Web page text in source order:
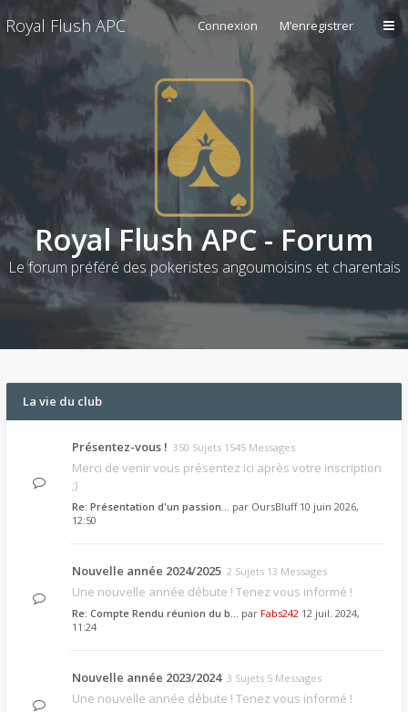
Royal Flush APC Connexion M’enregistrer
Royal Flush APC - Forum
Le forum préféré des pokeristes angoumoisins et charentais
La vie du club
Présentez-vous ! 350 Sujets 1545 Messages
Merci de venir vous présentez ici après votre inscription
;)
Re: Présentation d'un passion… par OursBluff 10 juin 2026,
12:50
Nouvelle année 2024/2025 2 Sujets 13 Messages
Une nouvelle année débute ! Tenez vous informé !
Re: Compte Rendu réunion du b… par Fabs242 12 juil. 2024,
11:24
Nouvelle année 2023/2024 3 Sujets 5 Messages
Une nouvelle année débute ! Tenez vous informé !